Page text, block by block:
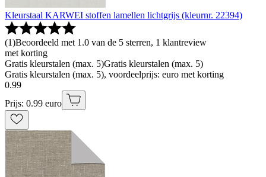
Kleurstaal KARWEI stoffen lamellen lichtgrijs (kleurnr. 22394)
(1)Beoordeeld met 1.0 van de 5 sterren, 1 klantreview
met korting
Gratis kleurstalen (max. 5)Gratis kleurstalen (max. 5)
Gratis kleurstalen (max. 5), voordeelprijs: euro met korting
0.99
Prijs: 0.99 euro